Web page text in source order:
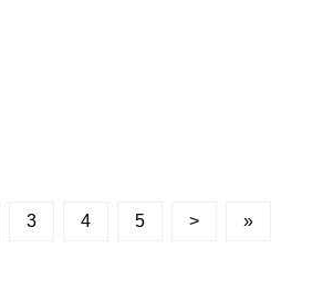
3 4 5 > »